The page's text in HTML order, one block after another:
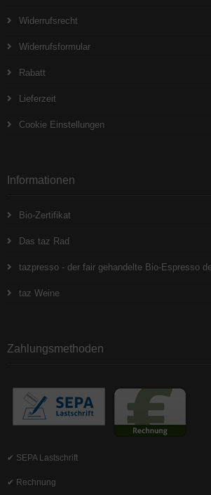
Widerrufsrecht
Widerrufsformular
Rabatt
Lieferzeit
Cookie Einstellungen
Informationen
Bio-Zertifikat
Das taz Rad
tazpresso - der fair gehandelte Bio-Espresso
taz Weine
Zahlungsmethoden
✔ SEPA Lastschrift
✔ Rechnung